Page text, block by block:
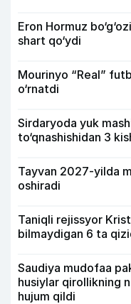
Eron Hormuz
shart qo‘ydi
Mourinyo “Real”
o‘rnatdi
Sirdaryoda yuk
to‘qnashishidan 3
Tayvan 2027-yilda
oshiradi
Taniqli rejissyor
bilmaydigan 6 ta
Saudiya mudofaa
husiylar qirollikning
hujum qildi